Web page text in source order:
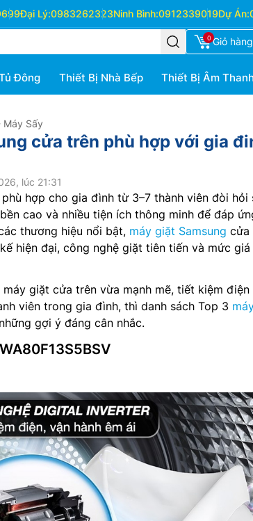
Đại Lý:0983262323Ninh Bình:0912339019Dự Án:
0 Giỏ hàng
Đông Thiết Bị Nhà Bếp Thiết Bị Âm Thanh
Máy Sấy
cửa trên phù hợp với gia
lúc 21:31
hợp cho gia đình từ 3–7 thành viên đòi hỏi
cao và nhiều tiện ích thông minh để đáp
thương hiệu nổi bật, máy giặt Samsung cửa
hiện đại, công nghệ giặt tiên tiến và mức giá
giặt cửa trên vừa mạnh mẽ, tiết kiệm điện
viên trong gia đình, thì danh sách Top 3
gợi ý đáng cân nhắc.